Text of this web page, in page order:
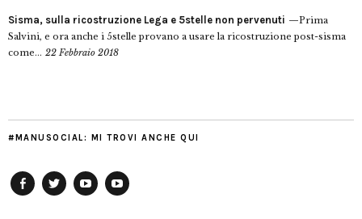
Sisma, sulla ricostruzione Lega e 5stelle non pervenuti
Prima
Salvini, e ora anche i 5stelle provano a usare la ricostruzione post-sisma
come... 22 Febbraio 2018
#MANUSOCIAL: MI TROVI ANCHE QUI